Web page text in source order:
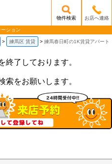
head-logo.png
物件検索 お店へ連絡
ション
練馬区 賃貸 練馬春日町の1K賃貸アパート
終了しております。
索をお願いします。